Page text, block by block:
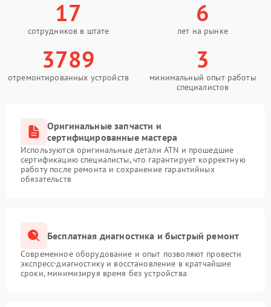
17
сотрудников в штате
6
лет на рынке
3789
отремонтированных устройств
3
минимальный опыт работы
специалистов
Оригинальные запчасти и
сертифицированные мастера
Используются оригинальные детали ATN и прошедшие
сертификацию специалисты, что гарантирует корректную
работу после ремонта и сохранение гарантийных
обязательств
Бесплатная диагностика и быстрый ремонт
Современное оборудование и опыт позволяют провести
экспресс-диагностику и восстановление в кратчайшие
сроки, минимизируя время без устройства